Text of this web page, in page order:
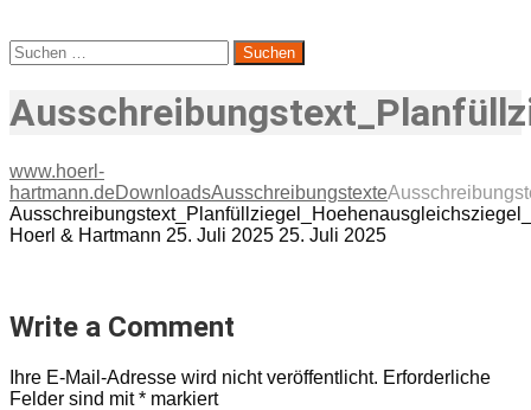
Suchen
nach:
www.hoerl-
hartmann.deDownloadsAusschreibungstexte
Hoerl & Hartmann 25. Juli 2025 25. Juli 2025
Write a Comment
Ihre E-Mail-Adresse wird nicht veröffentlicht. Erforderliche
Felder sind mit* markiert